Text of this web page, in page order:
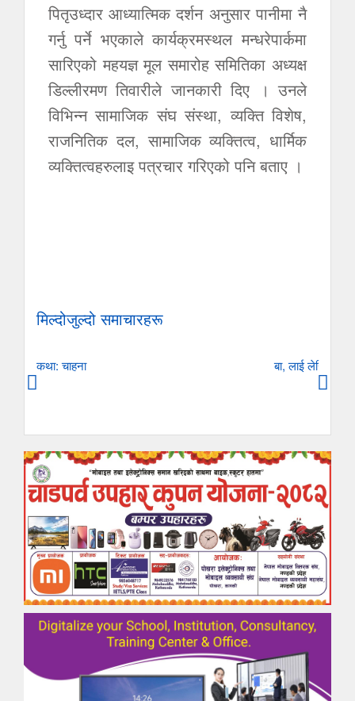
पितृउध्दार आध्यात्मिक दर्शन अनुसार पानीमा नै
गर्नु पर्ने भएकाले कार्यक्रमस्थल मन्धरेपार्कमा
सारिएको महयज्ञ मूल समारोह समितिका अध्यक्ष
डिल्लीरमण तिवारीले जानकारी दिए । उनले
विभिन्न सामाजिक संघ संस्था, व्यक्ति विशेष,
राजनितिक दल, सामाजिक व्यक्तित्व, धार्मिक
व्यक्तित्वहरुलाइ पत्रचार गरिएको पनि बताए ।
मिल्दोजुल्दो समाचारहरू
कथा: चाहना बा, लाई लेखिएको